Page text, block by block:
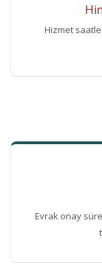
Hizmet
Evrak onay